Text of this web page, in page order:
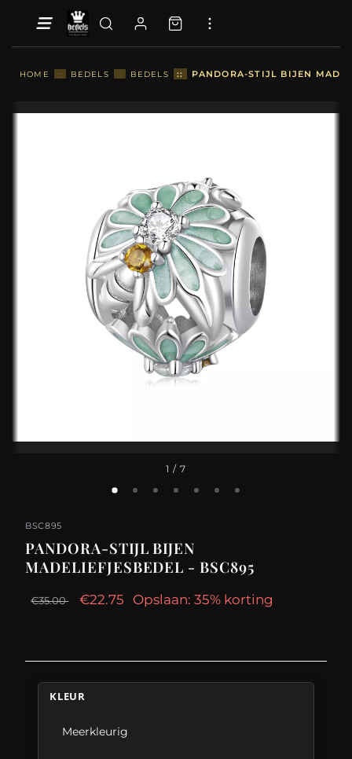
HOME :: BEDELS :: BEDELS :: PANDORA-STIJL BIJEN
1 / 7
BSC895
PANDORA-STIJL BIJEN
MADELIEFJESBEDEL - BSC895
€35.00 €22.75 Opslaan: 35% korting
KLEUR
Meerkleurig